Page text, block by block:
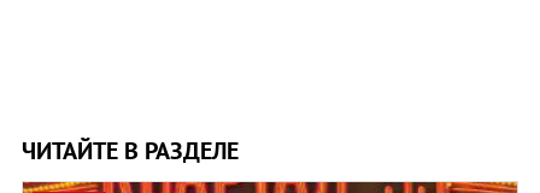
ЧИТАЙТЕ В РАЗДЕЛЕ